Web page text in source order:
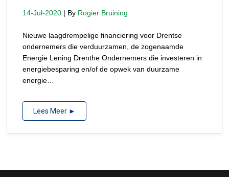
14-Jul-2020 | By Rogier Bruining
Nieuwe laagdrempelige financiering voor Drentse
ondernemers die verduurzamen, de zogenaamde
Energie Lening Drenthe Ondernemers die investeren in
energiebesparing en/of de opwek van duurzame
energie…
Lees Meer ►